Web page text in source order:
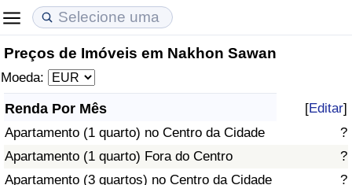
Preços de Imóveis em Nakhon Sawan
Moeda:
Renda Por Mês [Editar]
Apartamento (1 quarto) no Centro da Cidade
?
Apartamento (1 quarto) Fora do Centro
?
Apartamento (3 quartos) no Centro da Cidade
?
Custo de Vida
Indicador de Custo de Vida (Atual)
Indicador de Custo de Vida
Indicador de Custo de Vida Por País
Preços de Imóveis
Indicador de Preços de Imóveis (Atual)
Indicador de Preços de Imóveis
Indicador de Preços de Imóveis por País
Qualidade de Vida
Indicador de Qualidade de Vida
Indicador de Qualidade de Vida (Atual)
Índice de qualidade de vida por país